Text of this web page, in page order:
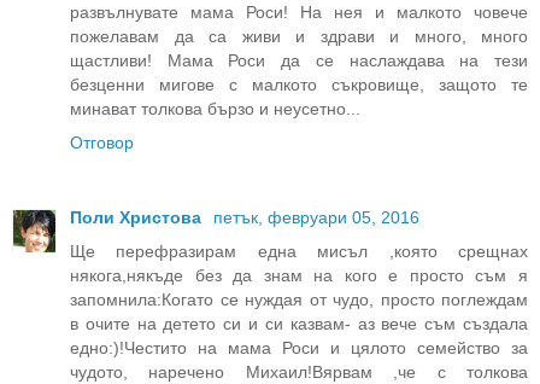
развълнувате мама Роси! На нея и малкото човече
пожелавам да са живи и здрави и много, много
щастливи! Мама Роси да се наслаждава на тези
безценни мигове с малкото съкровище, защото те
минават толкова бързо и неусетно...
Отговор
Поли Христова
петък, февруари 05, 2016
Ще перефразирам една мисъл ,която срещнах
някога,някъде без да знам на кого е просто съм я
запомнила:Когато се нуждая от чудо, просто поглеждам
в очите на детето си и си казвам- аз вече съм създала
едно:)!Честито на мама Роси и цялото семейство за
чудото, наречено Михаил!Вярвам ,че с толкова